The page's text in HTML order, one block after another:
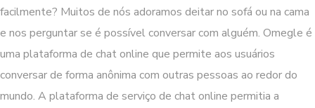
facilmente? Muitos de nós adoramos deitar no sofá ou na cama
e nos perguntar se é possível conversar com alguém. Omegle é
uma plataforma de chat online que permite aos usuários
conversar de forma anônima com outras pessoas ao redor do
mundo. A plataforma de serviço de chat online permitia a